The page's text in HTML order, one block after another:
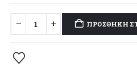
28,80
ΠΡΟΣΘΉΚΗ